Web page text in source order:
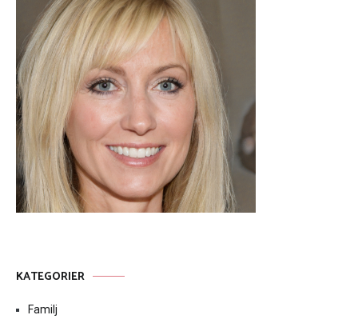
KATEGORIER
Familj